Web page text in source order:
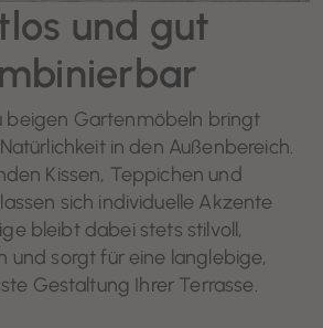
und gut
beigen Gartenmöbeln bringt
in den Außenbereich.
Kissen, Teppichen und
sich individuelle Akzente
bleibt dabei stets stilvoll,
und sorgt für eine langlebige,
Gestaltung Ihrer Terrasse.